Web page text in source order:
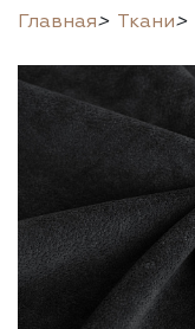
Главная> Ткани>